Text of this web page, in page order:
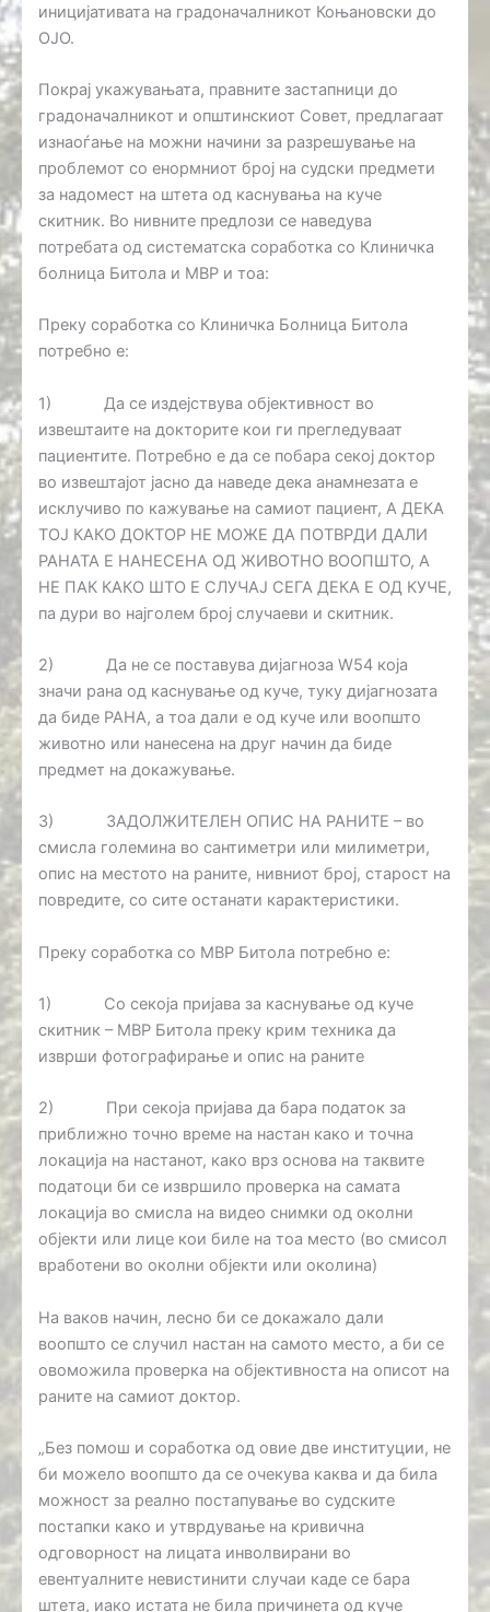
иницијативата на градоначалникот Коњановски до
ОЈО.
Покрај укажувањата, правните застапници до
градоначалникот и општинскиот Совет, предлагаат
изнаоѓање на можни начини за разрешување на
проблемот со енормниот број на судски предмети
за надомест на штета од каснувања на куче
скитник. Во нивните предлози се наведува
потребата од систематска соработка со Клиничка
болница Битола и МВР и тоа:
Преку соработка со Клиничка Болница Битола
потребно е:
1) Да се издејствува објективност во
извештаите на докторите кои ги прегледуваат
пациентите. Потребно е да се побара секој доктор
во извештајот јасно да наведе дека анамнезата е
исклучиво по кажување на самиот пациент, А ДЕКА
ТОЈ КАКО ДОКТОР НЕ МОЖЕ ДА ПОТВРДИ ДАЛИ
РАНАТА Е НАНЕСЕНА ОД ЖИВОТНО ВООПШТО, А
НЕ ПАК КАКО ШТО Е СЛУЧАЈ СЕГА ДЕКА Е ОД КУЧЕ,
па дури во најголем број случаеви и скитник.
2) Да не се поставува дијагноза W54 која
значи рана од каснување од куче, туку дијагнозата
да биде РАНА, а тоа дали е од куче или воопшто
животно или нанесена на друг начин да биде
предмет на докажување.
3) ЗАДОЛЖИТЕЛЕН ОПИС НА РАНИТЕ – во
смисла големина во сантиметри или милиметри,
опис на местото на раните, нивниот број, старост на
повредите, со сите останати карактеристики.
Преку соработка со МВР Битола потребно е:
1) Со секоја пријава за каснување од куче
скитник – МВР Битола преку крим техника да
изврши фотографирање и опис на раните
2) При секоја пријава да бара податок за
приближно точно време на настан како и точна
локација на настанот, како врз основа на таквите
податоци би се извршило проверка на самата
локација во смисла на видео снимки од околни
објекти или лице кои биле на тоа место (во смисол
вработени во околни објекти или околина)
На ваков начин, лесно би се докажало дали
воопшто се случил настан на самото место, а би се
овоможила проверка на објективноста на описот на
раните на самиот доктор.
„Без помош и соработка од овие две институции, не
би можело воопшто да се очекува каква и да била
можност за реално постапување во судските
постапки како и утврдување на кривична
одговорност на лицата инволвирани во
евентуалните невистинити случаи каде се бара
штета, иако истата не била причинета од куче